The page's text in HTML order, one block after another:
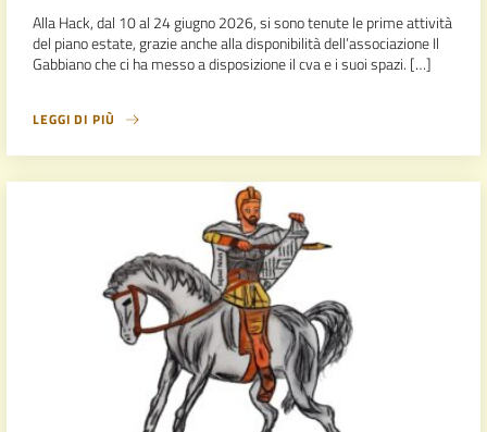
Alla Hack, dal 10 al 24 giugno 2026, si sono tenute le prime attività
del piano estate, grazie anche alla disponibilità dell’associazione Il
Gabbiano che ci ha messo a disposizione il cva e i suoi spazi. […]
LEGGI DI PIÙ